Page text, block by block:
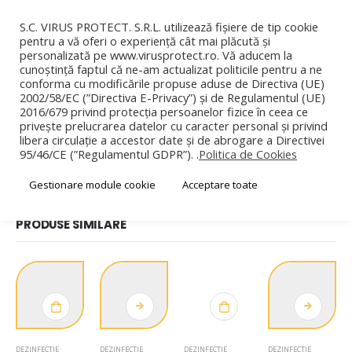
MAGAZIN
DEZINFECTIE
KLINOZYME – DETERGENT TRIENZIMATIC CONCENTRAT
PRODUSE SIMILARE
DEZINFECTIE DEZINFECTIE DEZINFECTIE DEZINFECTIE
S.C. VIRUS PROTECT. S.R.L. utilizează fișiere de tip cookie
pentru a vă oferi o experiență cât mai plăcută și
personalizată pe www.virusprotect.ro. Vă aducem la
cunoștință faptul că ne-am actualizat politicile pentru a ne
conforma cu modificările propuse aduse de Directiva (UE)
2002/58/EC (”Directiva E-Privacy”) și de Regulamentul (UE)
2016/679 privind protecția persoanelor fizice în ceea ce
privește prelucrarea datelor cu caracter personal și privind
libera circulație a accestor date și de abrogare a Directivei
95/46/CE (”Regulamentul GDPR”). .Politica de Cookies
Gestionare module cookie Acceptare toate